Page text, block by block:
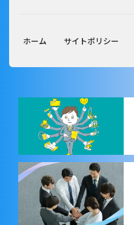
ホーム サイトポリシー